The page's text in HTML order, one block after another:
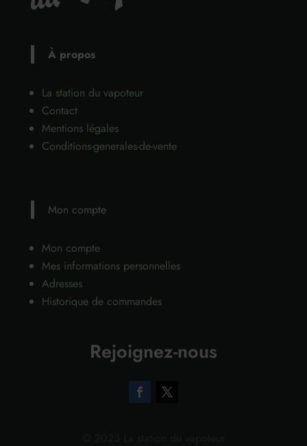
À propos
La station du vapoteur
Contact
Mentions légales
Conditions-generales-de-vente
Mon compte
Mon compte
Mes informations personnelles
Adresses
Historique de commandes
Rejoignez-nous